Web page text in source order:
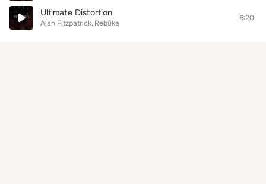
Ultimate Distortion
Alan Fitzpatrick Rebūke
6:20